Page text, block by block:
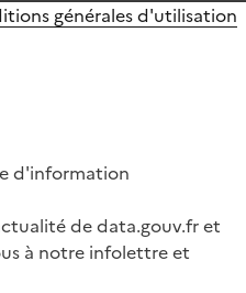
générales d'utilisation
d'information
de data.gouv.fr et
à notre infolettre et